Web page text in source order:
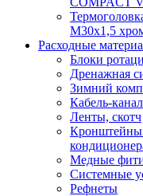
M30х1,5
Расходные
Блоки
Дренажная
Зимний
Кабель-
Ленты, скотч
Кронштейны
Медные
Системные
Рефнеты